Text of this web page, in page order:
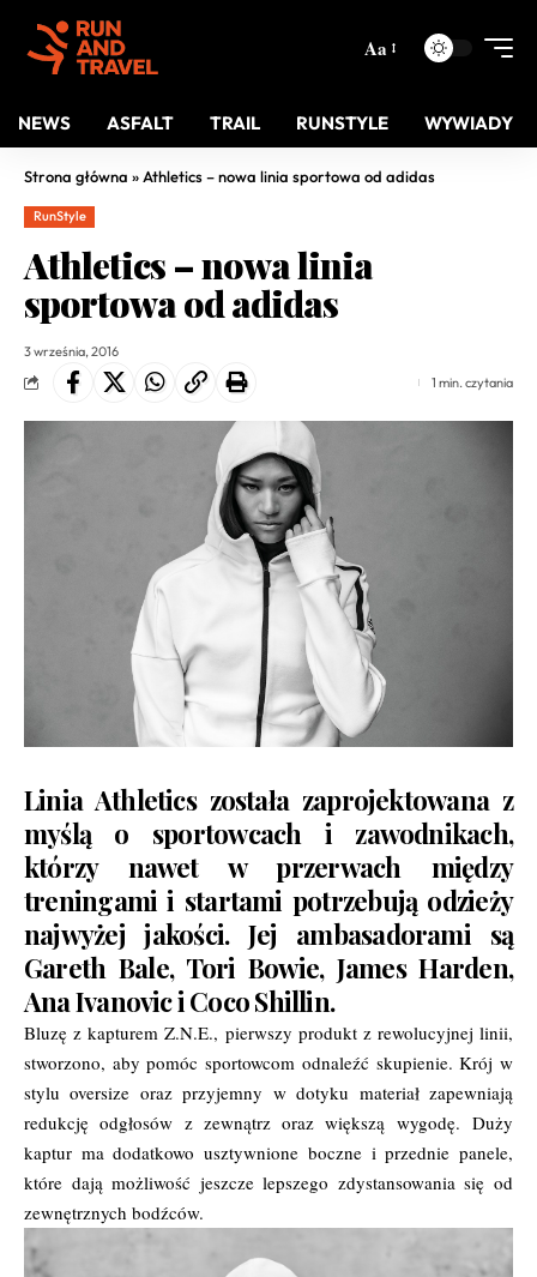
Aa
NEWS ASFALT TRAIL RUNSTYLE WYWIADY
Strona główna » Athletics – nowa linia sportowa od adidas
RunStyle
Athletics – nowa linia
sportowa od adidas
3 września, 2016
1 min. czytania
Linia Athletics została zaprojektowana z
myślą o sportowcach i zawodnikach,
którzy nawet w przerwach między
treningami i startami potrzebują odzieży
najwyżej jakości. Jej ambasadorami są
Gareth Bale, Tori Bowie, James Harden,
Ana Ivanovic i Coco Shillin.
Bluzę z kapturem Z.N.E., pierwszy produkt z rewolucyjnej linii,
stworzono, aby pomóc sportowcom odnaleźć skupienie. Krój w
stylu oversize oraz przyjemny w dotyku materiał zapewniają
redukcję odgłosów z zewnątrz oraz większą wygodę. Duży
kaptur ma dodatkowo usztywnione boczne i przednie panele,
które dają możliwość jeszcze lepszego zdystansowania się od
zewnętrznych bodźców.